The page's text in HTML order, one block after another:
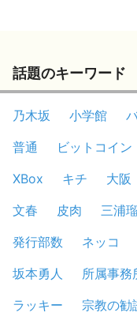
話題のキーワード
乃木坂 小学館
普通
ビットコイン
XBox
キチ 大阪
文春
皮肉 三浦
発行部数
ネッコ
坂本勇人
所属事務
ラッキー
宗教の勧